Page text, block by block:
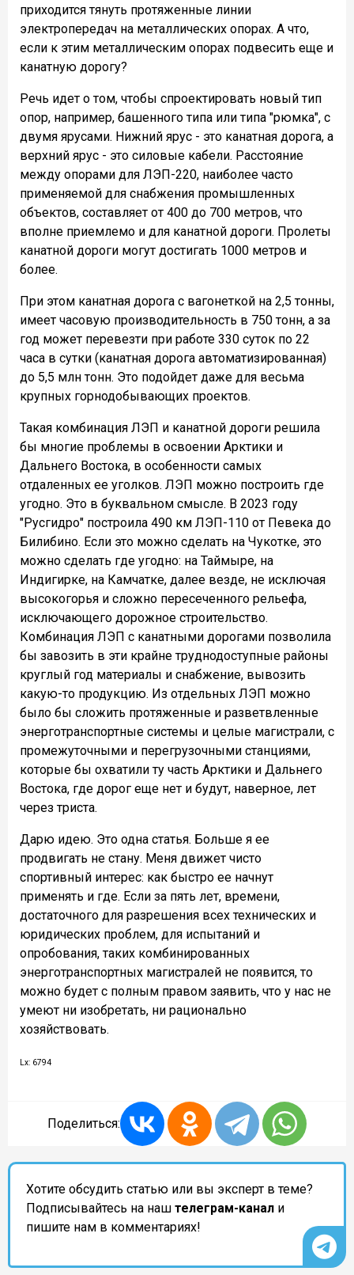
приходится тянуть протяженные линии
электропередач на металлических опорах. А что,
если к этим металлическим опорах подвесить еще и
канатную дорогу?
Речь идет о том, чтобы спроектировать новый тип
опор, например, башенного типа или типа "рюмка", с
двумя ярусами. Нижний ярус - это канатная дорога, а
верхний ярус - это силовые кабели. Расстояние
между опорами для ЛЭП-220, наиболее часто
применяемой для снабжения промышленных
объектов, составляет от 400 до 700 метров, что
вполне приемлемо и для канатной дороги. Пролеты
канатной дороги могут достигать 1000 метров и
более.
При этом канатная дорога с вагонеткой на 2,5 тонны,
имеет часовую производительность в 750 тонн, а за
год может перевезти при работе 330 суток по 22
часа в сутки (канатная дорога автоматизированная)
до 5,5 млн тонн. Это подойдет даже для весьма
крупных горнодобывающих проектов.
Такая комбинация ЛЭП и канатной дороги решила
бы многие проблемы в освоении Арктики и
Дальнего Востока, в особенности самых
отдаленных ее уголков. ЛЭП можно построить где
угодно. Это в буквальном смысле. В 2023 году
"Русгидро" построила 490 км ЛЭП-110 от Певека до
Билибино. Если это можно сделать на Чукотке, это
можно сделать где угодно: на Таймыре, на
Индигирке, на Камчатке, далее везде, не исключая
высокогорья и сложно пересеченного рельефа,
исключающего дорожное строительство.
Комбинация ЛЭП с канатными дорогами позволила
бы завозить в эти крайне труднодоступные районы
круглый год материалы и снабжение, вывозить
какую-то продукцию. Из отдельных ЛЭП можно
было бы сложить протяженные и разветвленные
энерготранспортные системы и целые магистрали, с
промежуточными и перегрузочными станциями,
которые бы охватили ту часть Арктики и Дальнего
Востока, где дорог еще нет и будут, наверное, лет
через триста.
Дарю идею. Это одна статья. Больше я ее
продвигать не стану. Меня движет чисто
спортивный интерес: как быстро ее начнут
применять и где. Если за пять лет, времени,
достаточного для разрешения всех технических и
юридических проблем, для испытаний и
опробования, таких комбинированных
энерготранспортных магистралей не появится, то
можно будет с полным правом заявить, что у нас не
умеют ни изобретать, ни рационально
хозяйствовать.
Lx: 6794
Поделиться:
Хотите обсудить статью или вы эксперт в теме?
Подписывайтесь на наш телеграм-канал и
пишите нам в комментариях!